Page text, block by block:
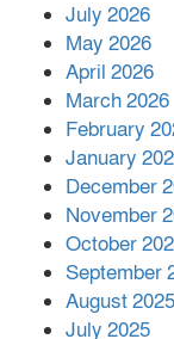
July 2026
May 2026
April 2026
March 2026
February
January
December
November
October
September
August 2025
July 2025